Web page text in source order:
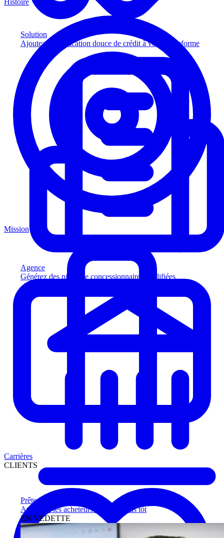
Solution
Ajoutez la vérification douce de crédit à votre plateforme
Agence
Générez des pistes de concessionnaires qualifiées
Prêteurs
Atteignez les acheteurs qualifiés plus tôt
EN VEDETTE
Histoire
Mission
Carrières
CLIENTS